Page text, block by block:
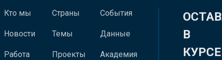
Кто мы
Новости
Работа
Страны
Темы
Проекты
События
Данные
Академия
В
КУРСЕ